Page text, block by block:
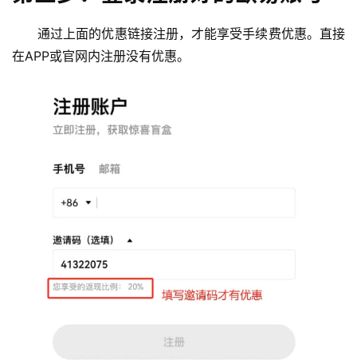
通过上面的优惠链接注册，才能享受手续费优惠。直接
在APP或官网内注册没有优惠。